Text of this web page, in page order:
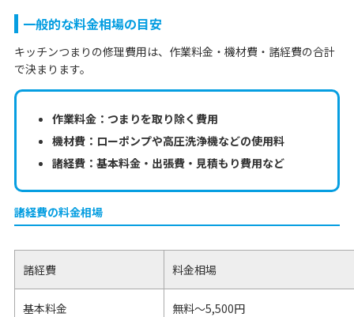
一般的な料金相場の目安
キッチンつまりの修理費用は、作業料金・機材費・諸経費の合計
で決まります。
作業料金：つまりを取り除く費用
機材費：ローポンプや高圧洗浄機などの使用料
諸経費：基本料金・出張費・見積もり費用など
諸経費の料金相場
諸経費 料金相場
基本料金 無料～5,500円